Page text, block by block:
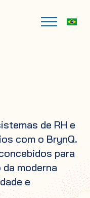
de RH e
com o BrynQ.
para
moderna
e